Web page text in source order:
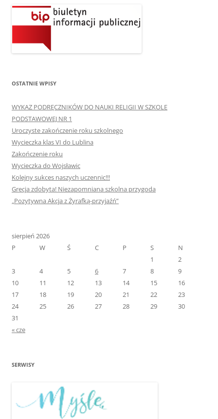
OSTATNIE WPISY
WYKAZ PODRĘCZNIKÓW DO NAUKI RELIGII W SZKOLE
PODSTAWOWEJ NR 1
Uroczyste zakończenie roku szkolnego
Wycieczka klas VI do Lublina
Zakończenie roku
Wycieczka do Wojsławic
Kolejny sukces naszych uczennic!!!
Grecja zdobyta! Niezapomniana szkolna przygoda
„Pozytywna Akcja z Żyrafką-przyjaźń”
sierpień 2026
P
W Ś C P S
N
1
2
3
4 5 6 7 8
9
10
11 12 13 14 15
16
17
18 19 20 21 22
23
24
25 26 27 28 29
30
31
« cze
SERWISY